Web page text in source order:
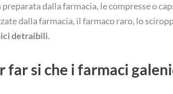
preparata dalla farmacia, le compresse o
dalla farmacia, il farmaco raro, lo
detraibili.
far si che i farmaci